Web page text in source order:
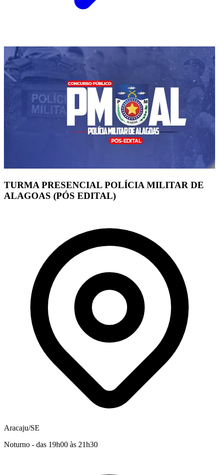
TURMA PRESENCIAL POLÍCIA MILITAR DE
ALAGOAS (PÓS EDITAL)
Aracaju/SE
Noturno - das 19h00 às 21h30